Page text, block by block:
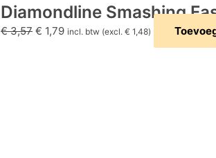
Diamondline Smashing
€3,57 € 1,79 incl. btw (excl. € 1,48)